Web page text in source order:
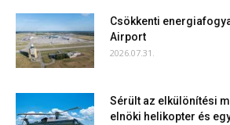
Csökkenti
Airport
2026.07.31.
Sérült az elkülönítési
elnöki helikopter és